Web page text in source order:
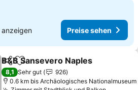
anzeigen Preise sehen
TeilenZu Favoriten hinzufügen
B&B Sansevero Naples
8,1 Sehr gut
926
0.6 km bis Archäologisches Nationalmuseum